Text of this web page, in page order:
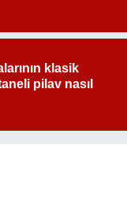
klasik
pilav nasıl